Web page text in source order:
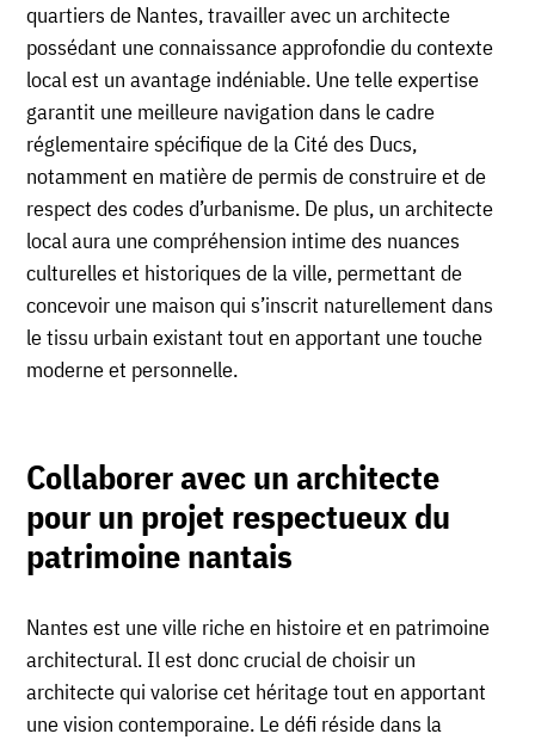
quartiers de Nantes, travailler avec un architecte
possédant une connaissance approfondie du contexte
local est un avantage indéniable. Une telle expertise
garantit une meilleure navigation dans le cadre
réglementaire spécifique de la Cité des Ducs,
notamment en matière de permis de construire et de
respect des codes d’urbanisme. De plus, un architecte
local aura une compréhension intime des nuances
culturelles et historiques de la ville, permettant de
concevoir une maison qui s’inscrit naturellement dans
le tissu urbain existant tout en apportant une touche
moderne et personnelle.
Collaborer avec un architecte
pour un projet respectueux du
patrimoine nantais
Nantes est une ville riche en histoire et en patrimoine
architectural. Il est donc crucial de choisir un
architecte qui valorise cet héritage tout en apportant
une vision contemporaine. Le défi réside dans la